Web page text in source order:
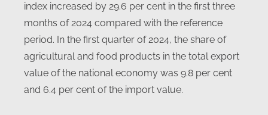
index increased by 29.6 per cent in the first three
months of 2024 compared with the reference
period. In the first quarter of 2024, the share of
agricultural and food products in the total export
value of the national economy was 9.8 per cent
and 6.4 per cent of the import value.